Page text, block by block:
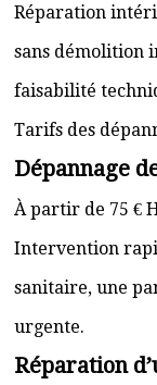
Réparation
sans démolition
faisabilité
Tarifs des
Dépannage
À partir de 75 €
Intervention
sanitaire, une
urgente.
Réparation